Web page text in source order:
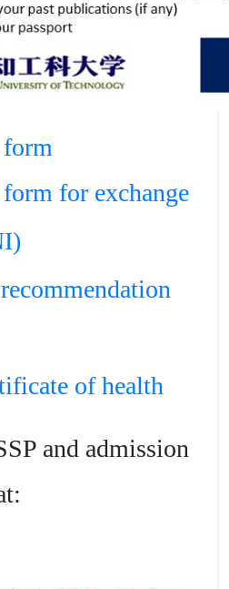
for exchange
of health
and admission